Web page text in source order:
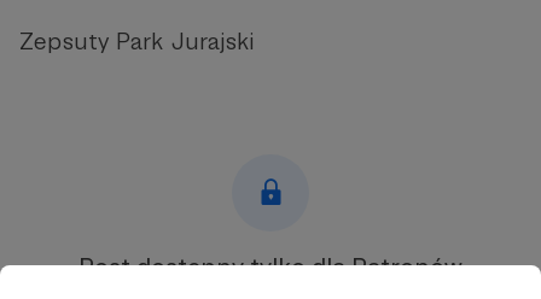
Zepsuty Park Jurajski
Post dostępny tylko dla Patronów